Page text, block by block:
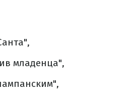
младенца",